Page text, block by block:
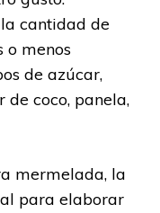
cantidad de
o menos
de azúcar,
de coco, panela,
mermelada, la
para elaborar